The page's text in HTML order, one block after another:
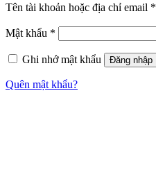
Tên tài khoản hoặc địa chỉ email *
Mật khẩu *
Ghi nhớ mật khẩu Đăng nhập
Quên mật khẩu?